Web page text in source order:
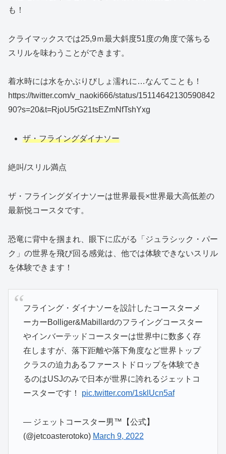
も！
クライマックスでは25,9ｍ最大斜度51度の角度で落ちる
スリルを味わうことができます。
着水時には水をかぶりびしょ濡れに…なんてことも！
https://twitter.com/v_naoki666/status/15114642130590842
90?s=20&t=RjoU5rG21tsEZmNfTshYxg
ザ・フライングダイナソー
絶叫/スリル満点
ザ・フライングダイナソーは世界最長×世界最大高低差の
最新悦コースタです。
恐竜に背中を掴まれ、眼下に広がる「ジュラシック・パー
ク」の世界を飛び回る感覚は、他では体験できないスリル
を体験できます！
フライング・ダイナソーを設計したコースターメ
ーカーBolliger&Mabillardのフライングコースター
やインバーテッドコースターは世界中に数多く存
在しますが、落下距離や落下角度など世界トップ
クラスの迫力あるファーストドロップを体験でき
るのはUSJのみで日本が世界に誇れるジェットコ
ースターです！ pic.twitter.com/1sklUcn5af
— ジェットコースター男™【公式】
(@jetcoasterotoko) March 9, 2022